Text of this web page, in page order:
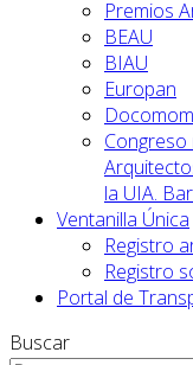
Premios
BEAU
BIAU
Europan
Congreso
la UIA.
Ventanilla Única
Registro
Registro
Portal de
Buscar